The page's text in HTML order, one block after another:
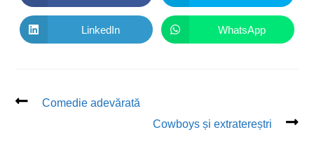
LinkedIn WhatsApp
Comedie adevărată
Cowboys și extratereștri